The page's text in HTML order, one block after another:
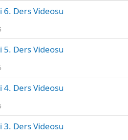
6. Ders Videosu
5. Ders Videosu
4. Ders Videosu
3. Ders Videosu